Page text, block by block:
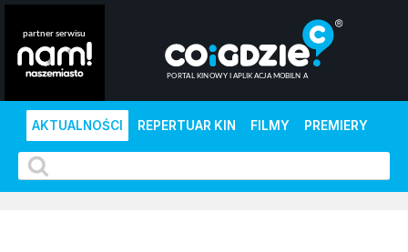
AKTUALNOŚCI REPERTUAR KIN FILMY PREMIERY